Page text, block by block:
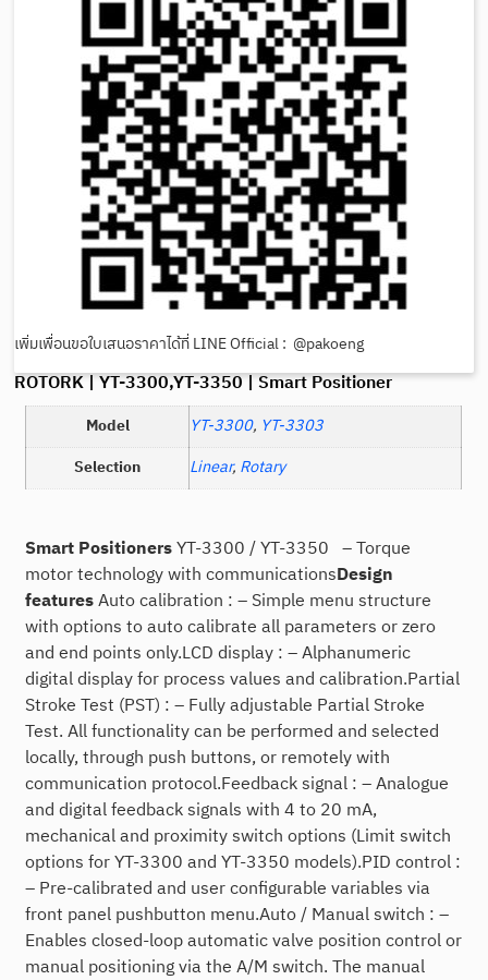
เพิ่มเพื่อนขอใบเสนอราคาได้ที่ LINE Official : @pakoeng
ROTORK | YT-3300,YT-3350 | Smart Positioner
Model YT-3300, YT-3303
Selection
Linear, Rotary
Smart PositionersYT-3300 / YT-3350 – Torque
motor technology with communicationsDesign
featuresAuto calibration : – Simple menu structure
with options to auto calibrate all parameters or zero
and end points only.LCD display : – Alphanumeric
digital display for process values and calibration.Partial
Stroke Test (PST) : – Fully adjustable Partial Stroke
Test. All functionality can be performed and selected
locally, through push buttons, or remotely with
communication protocol.Feedback signal : – Analogue
and digital feedback signals with 4 to 20 mA,
mechanical and proximity switch options (Limit switch
options for YT-3300 and YT-3350 models).PID control :
– Pre-calibrated and user configurable variables via
front panel pushbutton menu.Auto / Manual switch : –
Enables closed-loop automatic valve position control or
manual positioning via the A/M switch. The manual